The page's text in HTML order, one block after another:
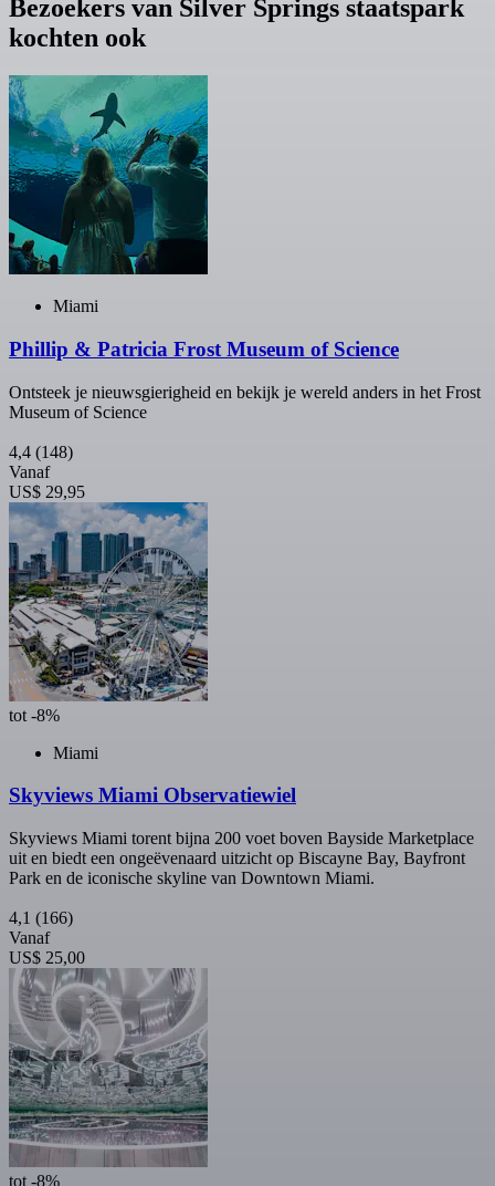
Bezoekers van Silver Springs staatspark
kochten ook
Miami
Phillip & Patricia Frost Museum of Science
Ontsteek je nieuwsgierigheid en bekijk je wereld anders in het Frost
Museum of Science
4,4 (148)
Vanaf
US$ 29,95
tot -8%
Miami
Skyviews Miami Observatiewiel
Skyviews Miami torent bijna 200 voet boven Bayside Marketplace
uit en biedt een ongeëvenaard uitzicht op Biscayne Bay, Bayfront
Park en de iconische skyline van Downtown Miami.
4,1 (166)
Vanaf
US$ 25,00
tot -8%